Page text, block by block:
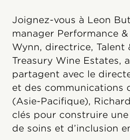
Joignez-vous à Leon
manager Performance
Wynn, directrice, Talent
Treasury Wine Estates,
partagent avec le
et des communications
(Asie-Pacifique),
clés pour construire
de soins et d’inclusion